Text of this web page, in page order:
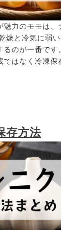
魅力のモモは、
燥と冷気に弱
るのが一番です
ではなく冷凍保
存方法